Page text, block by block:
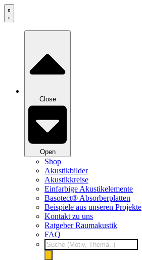
Zum
Inhalt
Close
Open
Shop
Akustikbilder
Akustikkreise
Einfarbige Akustikelemente
Basotect® Absorberplatten
Beispiele aus unseren Projekte
Kontakt zu uns
Ratgeber Raumakustik
FAQ
Products
search